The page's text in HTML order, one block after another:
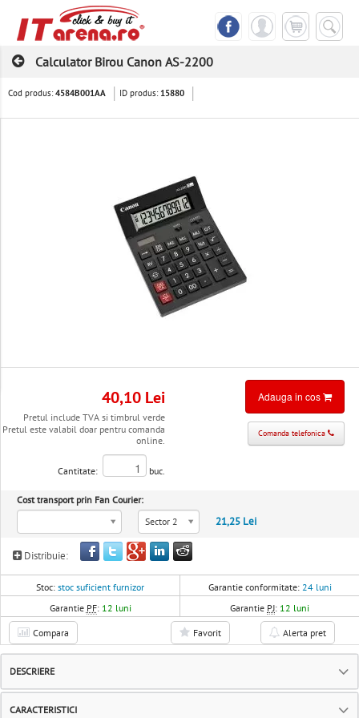
Calculator Birou Canon AS-2200
Cod produs:4584B001AA ID produs: 15880
40,10 Lei
Pretul include TVA si timbrul verde
Pretul este valabil doar pentru comanda
online.
Cantitate: buc.
Adauga in cos
Comanda telefonica
Cost transport prin Fan Courier:
Sector 2
21,25 Lei
Distribuie:
Stoc:stoc suficient furnizor Garantie conformitate: 24 luni
Garantie PF: 12 luni Garantie PJ: 12 luni
Compara Favorit Alerta pret
DESCRIERE
CARACTERISTICI